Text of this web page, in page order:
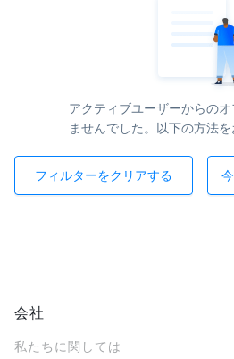
アクティブユーザーからの
ませんでした。以下の方法を
フィルターをクリアする
会社
私たちに関しては